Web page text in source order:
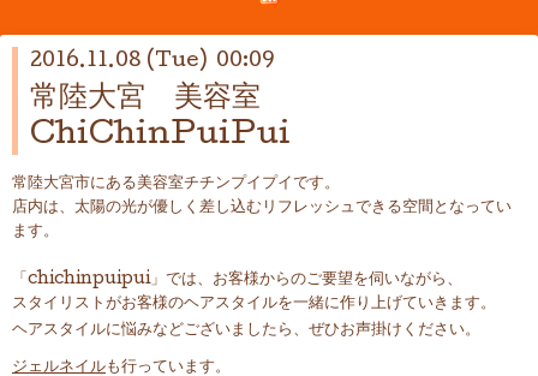
2016.11.08 (Tue) 00:09
常陸大宮 美容室
ChiChinPuiPui
常陸大宮市にある美容室チチンプイプイです。
店内は、太陽の光が優しく差し込むリフレッシュできる空間となってい
ます。
「chichinpuipui」では、お客様からのご要望を伺いながら、
スタイリストがお客様のヘアスタイルを一緒に作り上げていきます。
ヘアスタイルに悩みなどございましたら、ぜひお声掛けください。
ジェルネイルも行っています。